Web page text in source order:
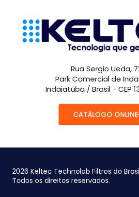
Rua Sergio Ueda,
Park Comercial de
Indaiatuba / Brasil - CEP
CATÁLOGO ONLINE
2026 Keltec Technolab Filtros do
Todos os direitos reservados.